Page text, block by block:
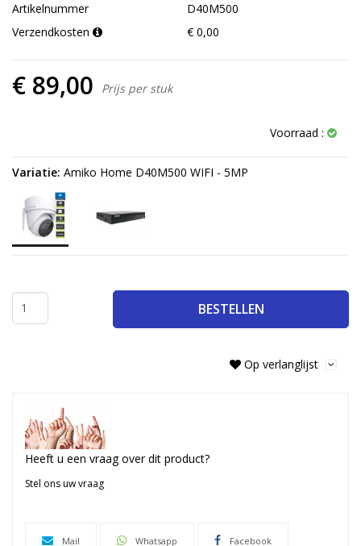
Artikelnummer
D40M500
Verzendkosten
€ 0,00
€ 89,00 Prijs per stuk
Voorraad :
Variatie: Amiko Home D40M500 WIFI - 5MP
BESTELLEN
Op verlanglijst
Heeft u een vraag over dit product?
Stel ons uw vraag
Mail Whatsapp Facebook